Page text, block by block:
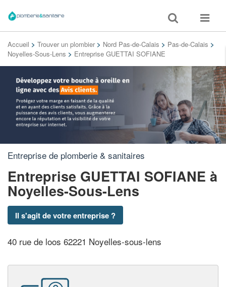
Toggle
search
Toggle
Accueil > Trouver un plombier > Nord Pas-de-Calais > Pas-de-Calais >
Noyelles-Sous-Lens > Entreprise GUETTAI SOFIANE
Entreprise de plomberie & sanitaires
Entreprise GUETTAI SOFIANE à
Noyelles-Sous-Lens
Il s'agit de votre entreprise ?
40 rue de loos 62221 Noyelles-sous-lens